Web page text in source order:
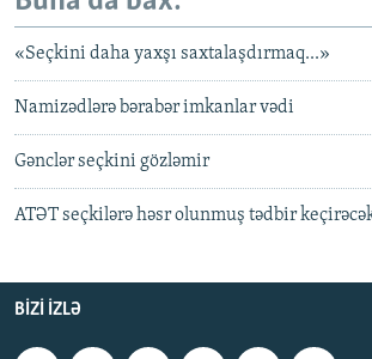
«Seçkini daha yaxşı saxtalaşdırmaq...»
Namizədlərə bərabər imkanlar vədi
Gənclər seçkini gözləmir
ATƏT seçkilərə həsr olunmuş tədbir
BIZI IZLƏ